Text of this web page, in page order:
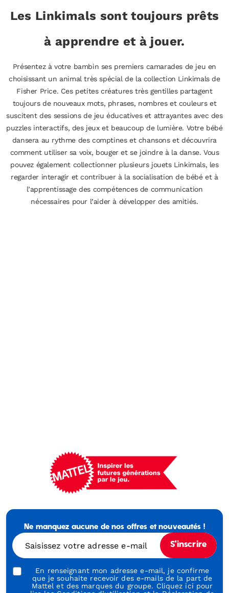
Les Linkimals sont toujours prêts
à apprendre et à jouer.
Présentez à votre bambin ses premiers camarades de jeu en
choisissant un animal très spécial de la collection Linkimals de
Fisher Price. Ces petites créatures très gentilles partagent
toujours de nouveaux mots, phrases, nombres et couleurs et
suscitent des sessions de jeu éducatives et attrayantes avec des
puzzles interactifs, des jeux et beaucoup de lumière. Votre bébé
dansera au rythme des comptines et chansons et découvrira
comment utiliser sa voix, bouger et se joindre à la danse. Vous
pouvez également collectionner plusieurs jouets Linkimals, les
regarder interagir et contribuer à la socialisation de bébé et à
l’apprentissage des compétences de communication
nécessaires pour l’aider à développer des amitiés.
-
Generations
Play
Ne manquez aucune de nos offres et nouveautés !
Saisissez votre adresse e-mail S'inscrire
En renseignant mon adresse e-mail, je confirme
que je souhaite recevoir des e-mails de la part de
Mattel et des marques du groupe. Cliquez ici pour